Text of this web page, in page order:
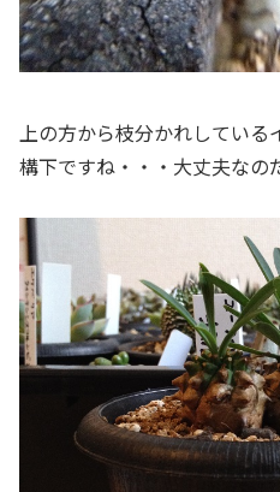
上の方から枝分かれしている
構下ですね・・・大丈夫なの